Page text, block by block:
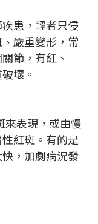
患，輕者只侵
嚴重變形，常
節，有紅、
壞。
來表現，或由慢
紅斑。有的是
，加劇病況發